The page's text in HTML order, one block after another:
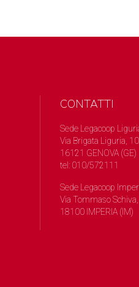
CONTATTI
Sede Legacoop
Via Brigata Liguria,
16121 GENOVA (GE)
tel: 010/572111
Sede Legacoop
Via Tommaso
18100 IMPERIA (IM)